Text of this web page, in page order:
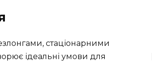
стаціонарними
ідеальні умови для